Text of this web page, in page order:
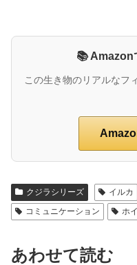
📚 Amazon
この生き物のリアルなフ
クジラシリーズ イルカ
コミュニケーション
ホ
あわせて読む